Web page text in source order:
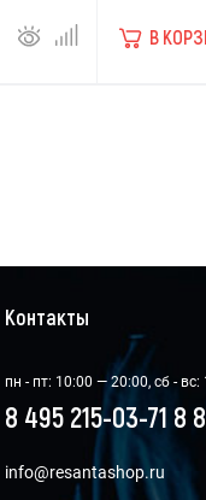
В
Контакты
пн - пт: 10:00 — 20:00, сб -
8 495 215-03-71 8
info@resantashop.ru